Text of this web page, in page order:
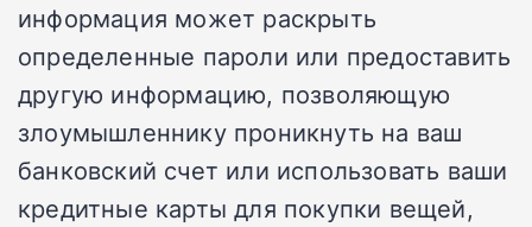
информация может раскрыть
определенные пароли или предоставить
другую информацию, позволяющую
злоумышленнику проникнуть на ваш
банковский счет или использовать ваши
кредитные карты для покупки вещей,